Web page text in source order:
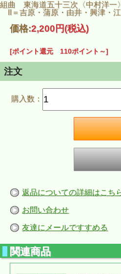
組曲 東海道五十三次〈中村洋
II＝吉原・蒲原・由井・興津・
価格:2,200円(税込)
[ポイント還元 110ポイント～]
注文
購入数：
返品についての詳細はこち
お問い合わせ
友達にメールですすめる
関連商品